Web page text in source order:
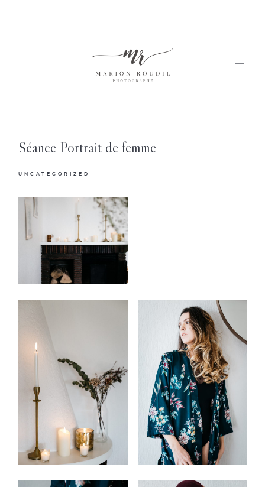
Séance Portrait de femme
UNCATEGORIZED
Accueil
Marion
Portfolio
Journal
Contact